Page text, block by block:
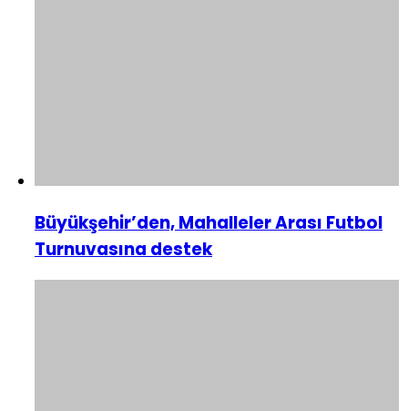
Büyükşehir’den, Mahalleler Arası Futbol
Turnuvasına destek